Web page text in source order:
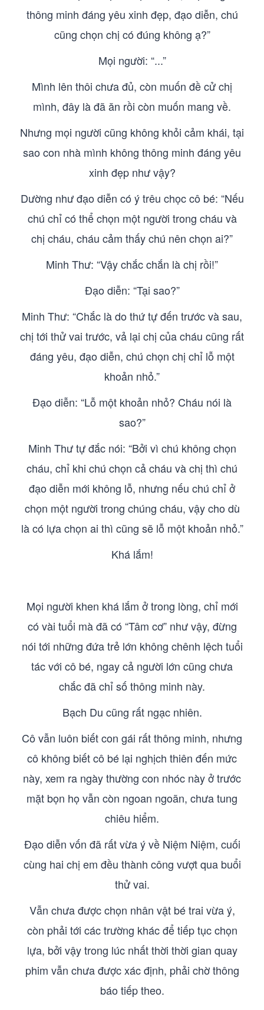
thông minh đáng yêu xinh đẹp, đạo diễn, chú
cũng chọn chị có đúng không ạ?”
Mọi người: “...”
Mình lên thôi chưa đủ, còn muốn đề cử chị
mình, đây là đã ăn rồi còn muốn mang về.
Nhưng mọi người cũng không khỏi cảm khái, tại
sao con nhà mình không thông minh đáng yêu
xinh đẹp như vậy?
Dường như đạo diễn có ý trêu chọc cô bé: “Nếu
chú chỉ có thể chọn một người trong cháu và
chị cháu, cháu cảm thấy chú nên chọn ai?”
Minh Thư: “Vậy chắc chắn là chị rồi!”
Đạo diễn: “Tại sao?”
Minh Thư: “Chắc là do thứ tự đến trước và sau,
chị tới thử vai trước, vả lại chị của cháu cũng rất
đáng yêu, đạo diễn, chú chọn chị chỉ lỗ một
khoản nhỏ.”
Đạo diễn: “Lỗ một khoản nhỏ? Cháu nói là
sao?”
Minh Thư tự đắc nói: “Bởi vì chú không chọn
cháu, chỉ khi chú chọn cả cháu và chị thì chú
đạo diễn mới không lỗ, nhưng nếu chú chỉ ở
chọn một người trong chúng cháu, vậy cho dù
là có lựa chọn ai thì cũng sẽ lỗ một khoản nhỏ.”
Khá lắm!
Mọi người khen khá lắm ở trong lòng, chỉ mới
có vài tuổi mà đã có “Tâm cơ” như vậy, đừng
nói tới những đứa trẻ lớn không chênh lệch tuổi
tác với cô bé, ngay cả người lớn cũng chưa
chắc đã chỉ số thông minh này.
Bạch Du cũng rất ngạc nhiên.
Cô vẫn luôn biết con gái rất thông minh, nhưng
cô không biết cô bé lại nghịch thiên đến mức
này, xem ra ngày thường con nhóc này ở trước
mặt bọn họ vẫn còn ngoan ngoãn, chưa tung
chiêu hiểm.
Đạo diễn vốn đã rất vừa ý về Niệm Niệm, cuối
cùng hai chị em đều thành công vượt qua buổi
thử vai.
Vẫn chưa được chọn nhân vật bé trai vừa ý,
còn phải tới các trường khác để tiếp tục chọn
lựa, bởi vậy trong lúc nhất thời thời gian quay
phim vẫn chưa được xác định, phải chờ thông
báo tiếp theo.